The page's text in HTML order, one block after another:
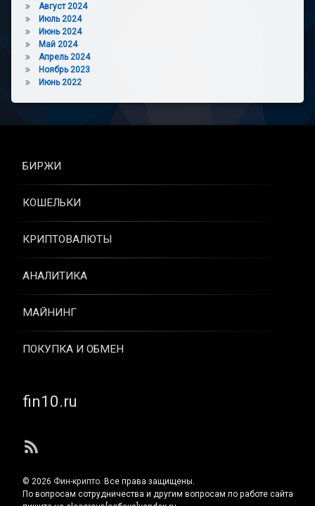
Август 2024
Июль 2024
Июнь 2024
Май 2024
Апрель 2024
Ноябрь 2023
Июнь 2022
БИРЖИ
КОШЕЛЬКИ
КРИПТОВАЛЮТЫ
АНАЛИТИКА
МАЙНИНГ
ПОКУПКА И ОБМЕН
Тел:
fin10.ru
RSS
© 2026 Фин-крипто. Все права защищены.
По вопросам сотрудничества и другим вопросам по работе сайта